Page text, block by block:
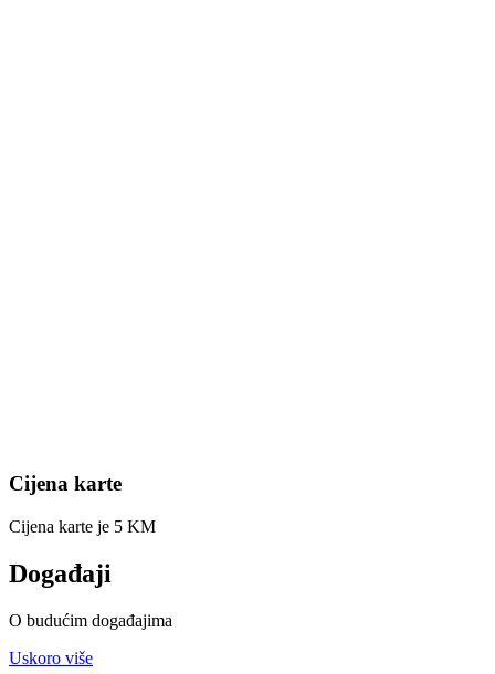
Cijena karte
Cijena karte je 5 KM
Događaji
O budućim događajima
Uskoro više